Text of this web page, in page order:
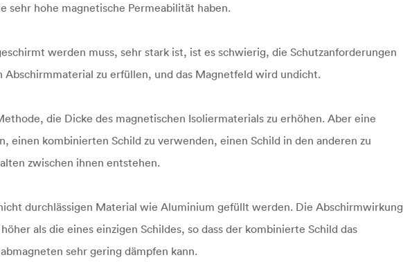
sehr hohe magnetische Permeabilität haben.
werden muss, sehr stark ist, ist es schwierig, die Schutzanforderungen
Abschirmmaterial zu erfüllen, und das Magnetfeld wird undicht.
die Dicke des magnetischen Isoliermaterials zu erhöhen. Aber eine
einen kombinierten Schild zu verwenden, einen Schild in den anderen zu
zwischen ihnen entstehen.
durchlässigen Material wie Aluminium gefüllt werden. Die Abschirmwirkung
als die eines einzigen Schildes, so dass der kombinierte Schild das
sehr gering dämpfen kann.